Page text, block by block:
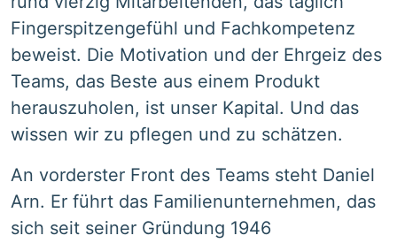
Fingerspitzengefühl und Fachkompetenz
beweist. Die Motivation und der Ehrgeiz des
Teams, das Beste aus einem Produkt
herauszuholen, ist unser Kapital. Und das
wissen wir zu pflegen und zu schätzen.
An vorderster Front des Teams steht Daniel
Arn. Er führt das Familienunternehmen, das
sich seit seiner Gründung 1946